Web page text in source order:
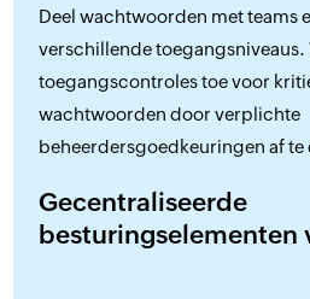
Deel wachtwoorden met teams
verschillende toegangsniveaus.
toegangscontroles toe voor
wachtwoorden door verplichte
beheerdersgoedkeuringen af
Gecentraliseerde
besturingselementen